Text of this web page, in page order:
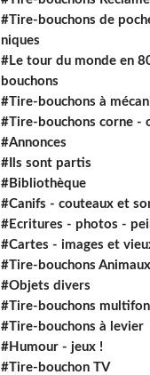
#Tire-bouchons de
niques
#Le tour du monde en
bouchons
#Tire-bouchons à
#Tire-bouchons corne -
#Annonces
#Ils sont partis
#Bibliothèque
#Canifs - couteaux et
#Ecritures - photos -
#Cartes - images et
#Tire-bouchons Animaux
#Objets divers
#Tire-bouchons
#Tire-bouchons à levier
#Humour - jeux !
#Tire-bouchon TV